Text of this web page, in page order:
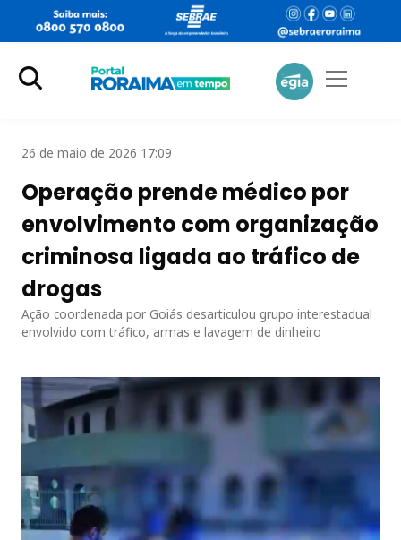
26 de maio de 2026 17:09
Operação prende médico por
envolvimento com organização
criminosa ligada ao tráfico de
drogas
Ação coordenada por Goiás desarticulou grupo interestadual
envolvido com tráfico, armas e lavagem de dinheiro